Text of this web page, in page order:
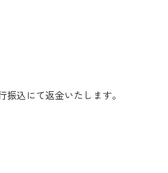
込にて返金いたします。